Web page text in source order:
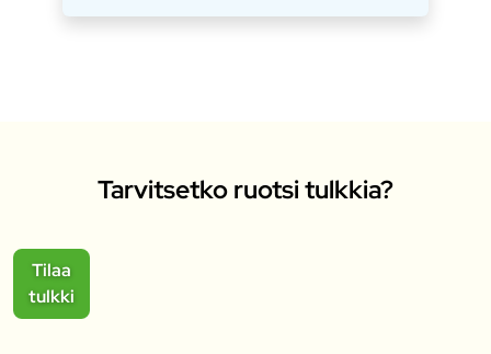
Tarvitsetko ruotsi tulkkia?
Tilaa
tulkki